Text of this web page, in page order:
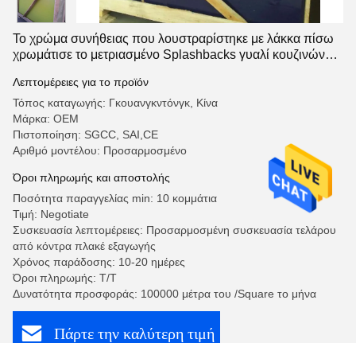
Το χρώμα συνήθειας που λουστραρίστηκε με λάκκα πίσω
χρωμάτισε το μετριασμένο Splashbacks γυαλί κουζινών
Λεπτομέρειες για το προϊόν
Τόπος καταγωγής: Γκουανγκντόνγκ, Κίνα
Μάρκα: OEM
Πιστοποίηση: SGCC, SAI,CE
Αριθμό μοντέλου: Προσαρμοσμένο
Όροι πληρωμής και αποστολής
Ποσότητα παραγγελίας min: 10 κομμάτια
Τιμή: Negotiate
Συσκευασία λεπτομέρειες: Προσαρμοσμένη συσκευασία τελάρου
από κόντρα πλακέ εξαγωγής
Χρόνος παράδοσης: 10-20 ημέρες
Όροι πληρωμής: Τ/Τ
Δυνατότητα προσφοράς: 100000 μέτρα του /Square το μήνα
Πάρτε την καλύτερη τιμή